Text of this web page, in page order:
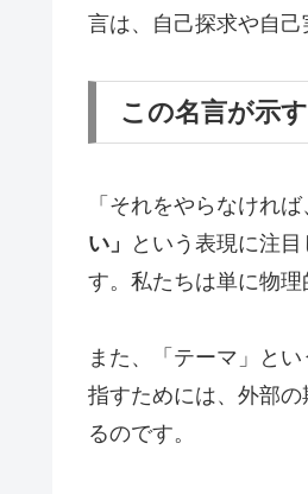
言は、自己探求や自
この名言が示
「それをやらなけれ
い」
という表現に注
す。私たちは単に物理
また、「テーマ」と
指すためには、外部
るのです。